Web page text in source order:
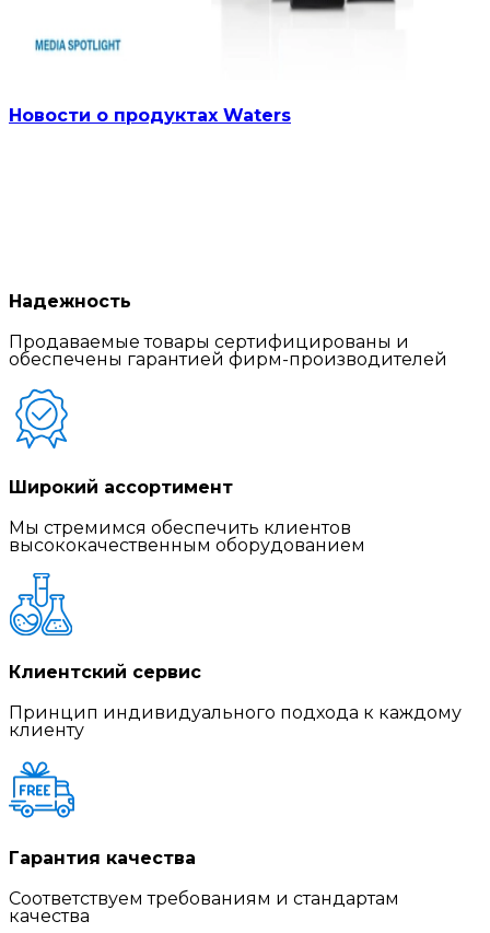
Новости о продуктах Waters
Надежность
Продаваемые товары сертифицированы и
обеспечены гарантией фирм-производителей
Широкий ассортимент
Мы стремимся обеспечить клиентов
высококачественным оборудованием
Клиентский сервис
Принцип индивидуального подхода к каждому
клиенту
Гарантия качества
Соответствуем требованиям и стандартам
качества